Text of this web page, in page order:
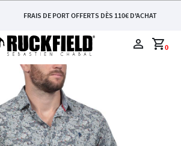
FRAIS DE PORT OFFERTS DÈS 110€ D'ACHAT
perm_identity 0
shopping_cart